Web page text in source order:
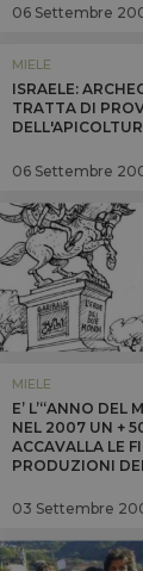
06 Settembre
MIELE
ISRAELE:
TRATTA DI
06 Settembre
MIELE
E’ L’“ANNO DEL
NEL 2007 UN +
ACCAVALLA LE
PRODUZIONI
03 Settembre